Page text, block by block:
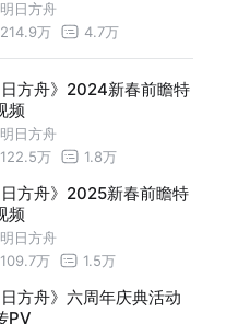
明日方舟
214.9万
4.7万
日方舟》2024新春前瞻特
频
明日方舟
122.5万
1.8万
日方舟》2025新春前瞻特
频
明日方舟
109.7万
1.5万
日方舟》六周年庆典活动
PV